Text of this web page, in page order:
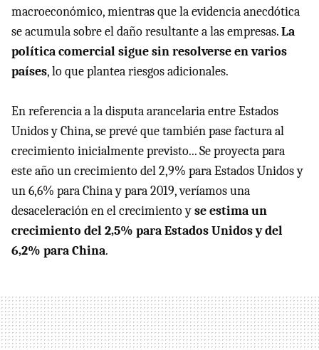
macroeconómico, mientras que la evidencia anecdótica
se acumula sobre el daño resultante a las empresas.La
política comercial sigue sin resolverse en varios
países, lo que plantea riesgos adicionales.
En referencia a la disputa arancelaria entre Estados
Unidos y China, se prevé que también pase factura al
crecimiento inicialmente previsto... Se proyecta para
este año un crecimiento del 2,9% para Estados Unidos y
un 6,6% para China y para 2019, veríamos una
desaceleración en el crecimiento yse estima un
crecimiento del 2,5% para Estados Unidos y del
6,2% para China.